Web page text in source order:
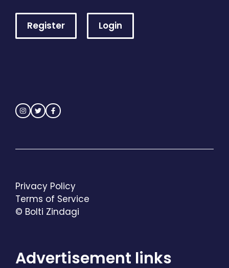
Register Login
© Bolti Zindagi
Privacy Policy
Terms of Service
Advertisement links